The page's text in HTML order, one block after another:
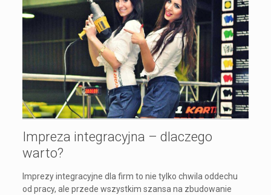
Impreza integracyjna – dlaczego
warto?
Imprezy integracyjne dla firm to nie tylko chwila oddechu
od pracy, ale przede wszystkim szansa na zbudowanie